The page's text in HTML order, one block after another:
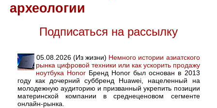
археологии
Подписаться на рассылку
05.08.2026 (Из жизни) Немного истории азиатского
рынка цифровой техники или как ускорить продажу
ноутбука HonorБренд Honor был основан в 2013
году как дочерний суббренд Huawei, нацеленный на
молодежную аудиторию и призванный укрепить позиции
материнской компании в среднеценовом сегменте
онлайн-рынка.